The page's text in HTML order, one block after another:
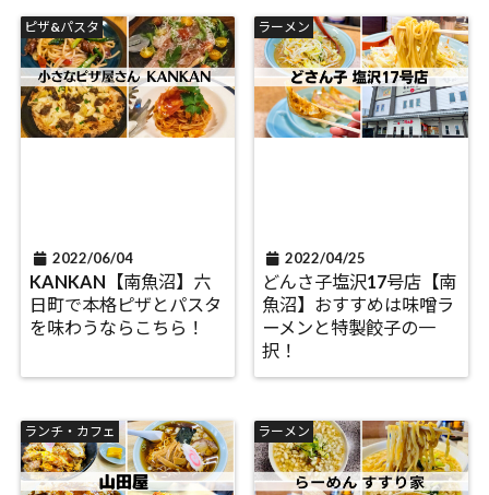
ピザ&パスタ
2022/06/04
KANKAN【南魚沼】六
日町で本格ピザとパスタ
を味わうならこちら！
ラーメン
2022/04/25
どんさ子塩沢17号店【南
魚沼】おすすめは味噌ラ
ーメンと特製餃子の一
択！
ランチ・カフェ ラーメン